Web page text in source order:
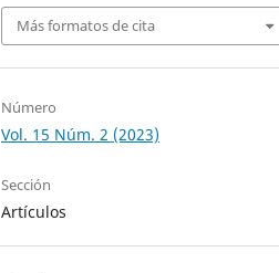
Más formatos de cita
Número
Vol. 15 Núm. 2 (2023)
Sección
Artículos